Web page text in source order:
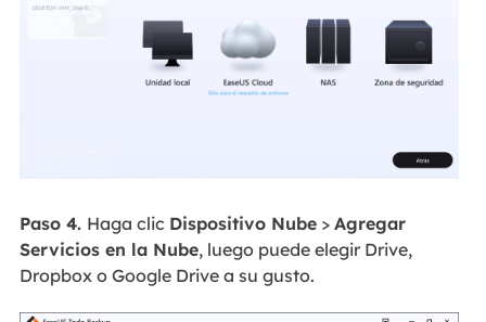
Paso 4. Haga clic Dispositivo Nube> Agregar
Servicios en la Nube, luego puede elegir Drive,
Dropbox o Google Drive a su gusto.